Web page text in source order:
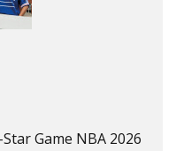
Game NBA 2026